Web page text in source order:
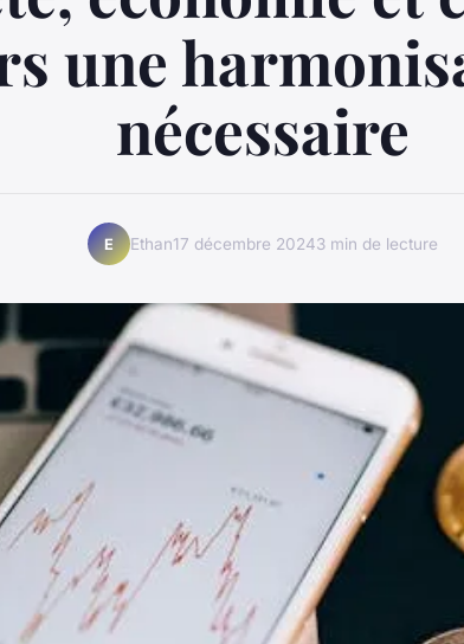
une
nécessaire
E Ethan17 décembre 20243 min de lecture